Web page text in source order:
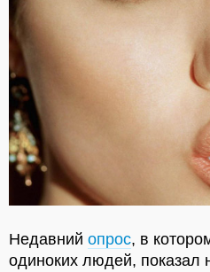
Недавний опрос, в
одиноких людей, показал